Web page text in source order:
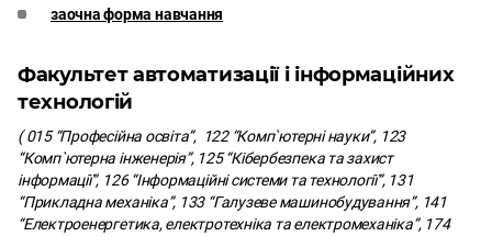
заочна форма навчання
Факультет автоматизації і інформаційних
технологій
( 015 “Професійна освіта”, 122 “Комп`ютерні науки”, 123
“Комп`ютерна інженерія”, 125 “Кібербезпека та захист
інформації”, 126 “Інформаційні системи та технології”, 131
“Прикладна механіка”, 133 “Галузеве машинобудування”, 141
“Електроенергетика, електротехніка та електромеханіка”, 174